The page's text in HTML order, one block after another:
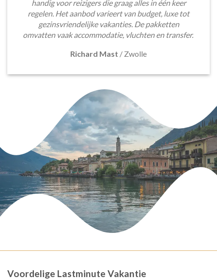
handig voor reizigers die graag alles in één keer
regelen. Het aanbod varieert van budget, luxe tot
gezinsvriendelijke vakanties. De pakketten
omvatten vaak accommodatie, vluchten en transfer.
Richard Mast / Zwolle
Voordelige Lastminute Vakantie